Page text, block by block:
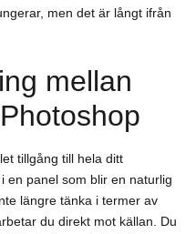
men det är långt ifrån
mellan
tillgång till hela ditt
en panel som blir en naturlig
längre tänka i termer av
du direkt mot källan. Du